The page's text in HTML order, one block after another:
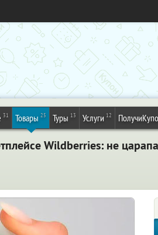
31 Товары 25 Туры 13 Услуги 12
Wildberries: не